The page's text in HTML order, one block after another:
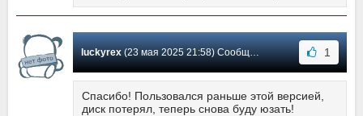
luckyrex(23 мая 2025 21:58) Сообщение #1775 1
Спасибо! Пользовался раньше этой версией,
диск потерял, теперь снова буду юзать!